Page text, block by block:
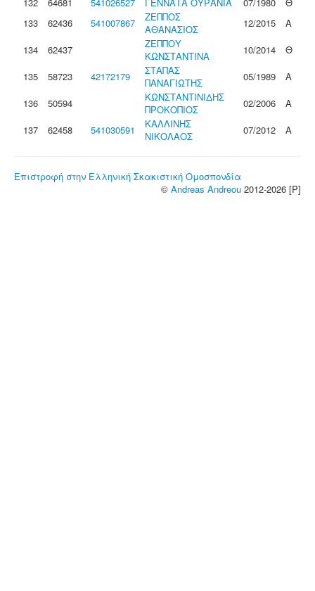
133
62436 541007867
ΖΕΠΠΟΣ
ΑΘΑΝΑΣΙΟΣ
12/2015
Α
134
62437
ΖΕΠΠΟΥ
ΚΩΝΣΤΑΝΤΙΝΑ
10/2014
Θ
135
58723 42172179
ΣΤΑΠΑΣ
ΠΑΝΑΓΙΩΤΗΣ
05/1989
Α
136
50594
ΚΩΝΣΤΑΝΤΙΝΙΔΗΣ
ΠΡΟΚΟΠΙΟΣ
02/2006
Α
137
62458 541030591
ΚΑΛΛΙΝΗΣ
ΝΙΚΟΛΑΟΣ
07/2012 Α
Επιστροφή στην Ελληνική Σκακιστική Ομοσπονδία
© Andreas Andreou 2012-2026 [P]